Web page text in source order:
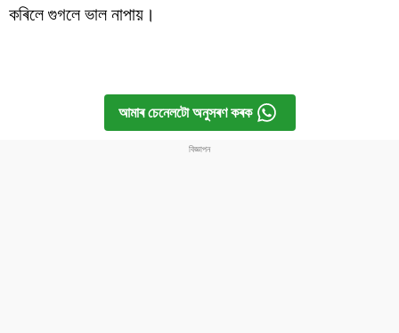
কৰিলে গুগলে ভাল নাপায়।
আমাৰ চেনেলটো অনুসৰণ কৰক